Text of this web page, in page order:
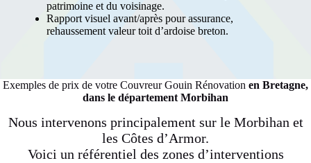
patrimoine et du voisinage.
Rapport visuel avant/après pour assurance,
rehaussement valeur toit d’ardoise breton.
Exemples de prix de votre Couvreur Gouin Rénovation en Bretagne,
dans le département Morbihan
Nous intervenons principalement sur le Morbihan et
les Côtes d’Armor.
Voici un référentiel des zones d’interventions